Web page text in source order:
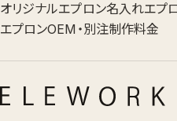
オリジナルエプロン名入れエプ
エプロンOEM・別注制作料金